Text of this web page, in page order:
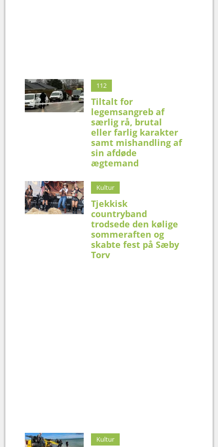
112
Tiltalt for
legemsangreb af
særlig rå, brutal
eller farlig karakter
samt mishandling af
sin afdøde
ægtemand
Kultur
Tjekkisk
countryband
trodsede den kølige
sommeraften og
skabte fest på Sæby
Torv
Kultur